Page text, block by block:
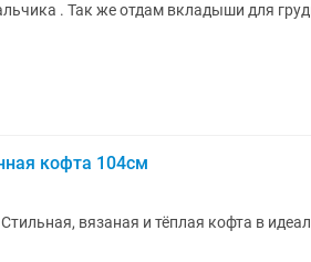
. Так же отдам вкладыши для
кофта 104см
вязаная и тёплая кофта в